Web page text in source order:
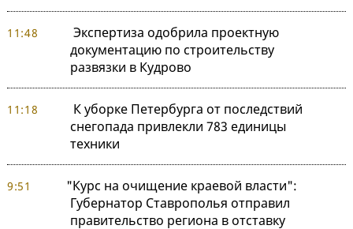
11:48
Экспертиза одобрила проектную
документацию по строительству
развязки в Кудрово
11:18
К уборке Петербурга от последствий
снегопада привлекли 783 единицы
техники
9:51
"Курс на очищение краевой власти":
Губернатор Ставрополья отправил
правительство региона в отставку